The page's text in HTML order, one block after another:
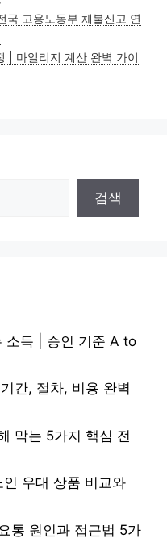
국 고용노동부 체불신고 연
| 마일리지 계산 완벽 가이
검색
소득 | 승인 기준 A to
간, 절차, 비용 완벽
막는 5가지 핵심 전
우대 상품 비교와
통 원인과 접근법 5가